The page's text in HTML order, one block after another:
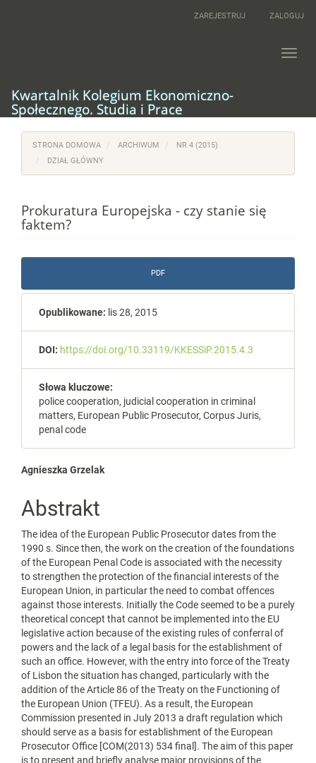
ZAREJESTRUJ ZALOGUJ
Kwartalnik Kolegium Ekonomiczno-
Społecznego. Studia i Prace
STRONA DOMOWA ARCHIWUM
NR 4 (2015)
DZIAŁ GŁÓWNY
Prokuratura Europejska - czy stanie się
faktem?
Article
Sidebar
PDF
Opublikowane: lis 28, 2015
DOI: https://doi.org/10.33119/KKESSiP.2015.4.3
Słowa kluczowe:
police cooperation, judicial cooperation in criminal
matters, European Public Prosecutor, Corpus Juris,
penal code
Main
Article
Content
Agnieszka Grzelak
Abstrakt
The idea of the European Public Prosecutor dates from the
1990 s. Since then, the work on the creation of the foundations
of the European Penal Code is associated with the necessity
to strengthen the protection of the financial interests of the
European Union, in particular the need to combat offences
against those interests. Initially the Code seemed to be a purely
theoretical concept that cannot be implemented into the EU
legislative action because of the existing rules of conferral of
powers and the lack of a legal basis for the establishment of
such an office. However, with the entry into force of the Treaty
of Lisbon the situation has changed, particularly with the
addition of the Article 86 of the Treaty on the Functioning of
the European Union (TFEU). As a result, the European
Commission presented in July 2013 a draft regulation which
should serve as a basis for establishment of the European
Prosecutor Office [COM(2013) 534 final]. The aim of this paper
is to present and briefly analyse major provisions of the